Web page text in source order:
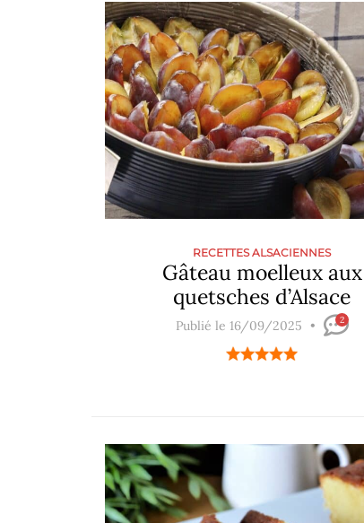
RECETTES ALSACIENNES
Gâteau moelleux aux
quetsches d’Alsace
Publié le 16/09/2025 2